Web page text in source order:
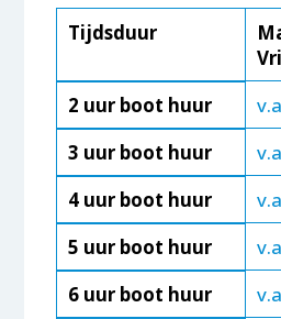
Tijdsduur
2 uur boot huur
3 uur boot huur
4 uur boot huur
5 uur boot huur
6 uur boot huur